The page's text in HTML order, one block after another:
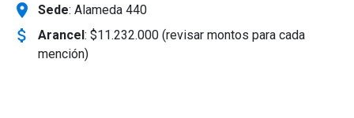
location_on Sede: Alameda 440
attach_money Arancel: $11.232.000 (revisar montos para cada
mención)